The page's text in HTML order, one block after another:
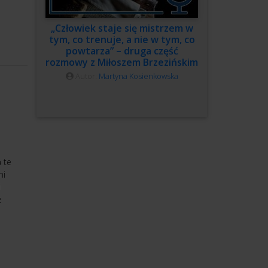
te
„Człowiek staje się mistrzem w
tym, co trenuje, a nie w tym, co
powtarza” – druga część
rozmowy z Miłoszem Brzezińskim
Martyna Kosienkowska